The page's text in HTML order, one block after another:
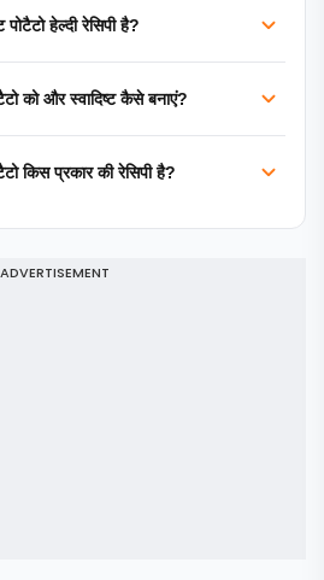
हेल्दी रेसिपी है?
को और स्वादिष्ट कैसे बनाएं?
किस प्रकार की रेसिपी है?
ADVERTISEMENT